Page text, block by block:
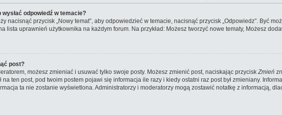
odpowiedź w temacie?
nacisnąć przycisk „Nowy temat”, aby odpowiedzieć w temacie, nacisnąć przycisk „Odpowiedz”. Być
lista uprawnień użytkownika na każdym forum. Na przykład: Możesz tworzyć nowe tematy, Możesz
post?
możesz zmieniać i usuwać tylko swoje posty. Możesz zmienić post, naciskając przyciskZmień
ten post, pod twoim postem pojawi się informacja ile razy i kiedy ostatni raz post był zmieniany.
ta nie zostanie wyświetlona. Administratorzy i moderatorzy mogą zostawić notatkę z informacją,